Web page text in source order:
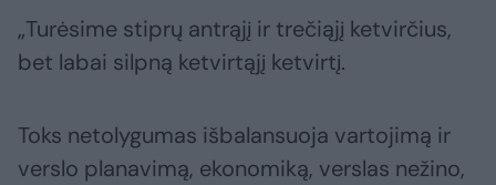
„Turėsime stiprų antrąjį ir trečiąjį ketvirčius,
bet labai silpną ketvirtąjį ketvirtį.
Toks netolygumas išbalansuoja vartojimą ir
verslo planavimą, ekonomiką, verslas nežino,